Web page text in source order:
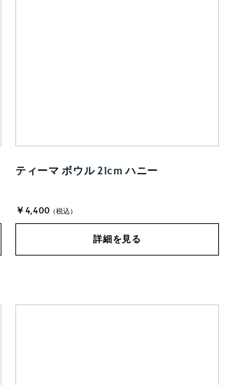
ティーマ ボウル 21cm ハニー
￥4,400 (税込)
詳細を見る